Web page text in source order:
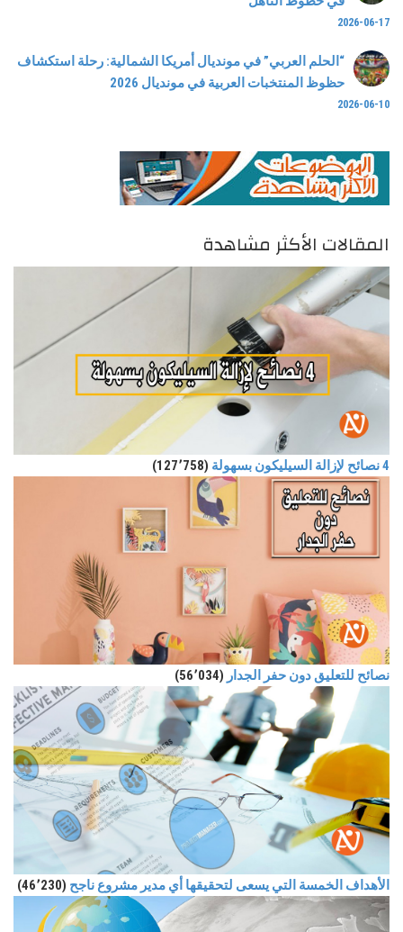
2026-06-17
“الحلم العربي” في مونديال أمريكا الشمالية: رحلة استكشاف
حظوظ المنتخبات العربية في مونديال 2026
2026-06-10
المقالات الأكثر مشاهدة
4 نصائح لإزالة السيليكون بسهولة (127٬758)
نصائح للتعليق دون حفر الجدار (56٬034)
الأهداف الخمسة التي يسعى لتحقيقها أي مدير مشروع ناجح (46٬230)